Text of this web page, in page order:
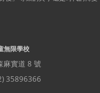
無限學校
麻實道 8 號
35896366